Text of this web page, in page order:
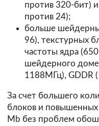
против 320-бит)
против 24);
больше
96), текстурных
частоты ядра
шейдерного
1188МГц), GDDR
За счет большего
блоков и повышенных
Mb без проблем